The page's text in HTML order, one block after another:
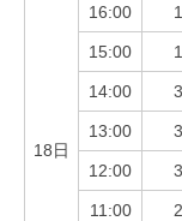
18日
16:00
15:00
14:00
13:00
12:00
11:00